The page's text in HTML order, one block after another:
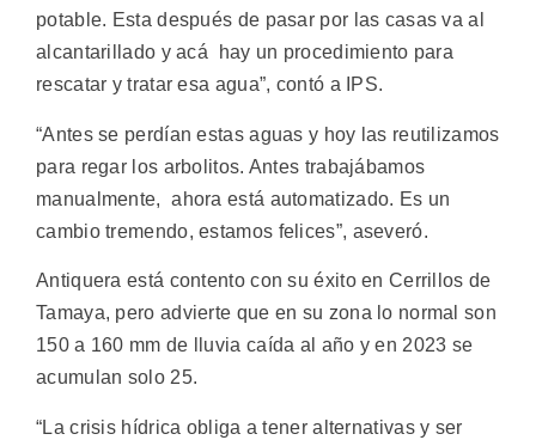
potable. Esta después de pasar por las casas va al
alcantarillado y acá hay un procedimiento para
rescatar y tratar esa agua”, contó a IPS.
“Antes se perdían estas aguas y hoy las reutilizamos
para regar los arbolitos. Antes trabajábamos
manualmente, ahora está automatizado. Es un
cambio tremendo, estamos felices”, aseveró.
Antiquera está contento con su éxito en Cerrillos de
Tamaya, pero advierte que en su zona lo normal son
150 a 160 mm de lluvia caída al año y en 2023 se
acumulan solo 25.
“La crisis hídrica obliga a tener alternativas y ser